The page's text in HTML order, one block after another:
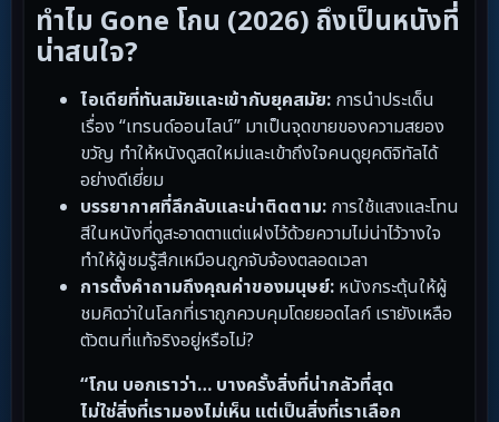
ทำไม Gone โกน (2026) ถึงเป็นหนังที่
น่าสนใจ?
ไอเดียที่ทันสมัยและเข้ากับยุคสมัย: การนำประเด็น
เรื่อง “เทรนด์ออนไลน์” มาเป็นจุดขายของความสยอง
ขวัญ ทำให้หนังดูสดใหม่และเข้าถึงใจคนดูยุคดิจิทัลได้
อย่างดีเยี่ยม
บรรยากาศที่ลึกลับและน่าติดตาม: การใช้แสงและโทน
สีในหนังที่ดูสะอาดตาแต่แฝงไว้ด้วยความไม่น่าไว้วางใจ
ทำให้ผู้ชมรู้สึกเหมือนถูกจับจ้องตลอดเวลา
การตั้งคำถามถึงคุณค่าของมนุษย์: หนังกระตุ้นให้ผู้
ชมคิดว่าในโลกที่เราถูกควบคุมโดยยอดไลก์ เรายังเหลือ
ตัวตนที่แท้จริงอยู่หรือไม่?
“โกน บอกเราว่า… บางครั้งสิ่งที่น่ากลัวที่สุด
ไม่ใช่สิ่งที่เรามองไม่เห็น แต่เป็นสิ่งที่เราเลือก